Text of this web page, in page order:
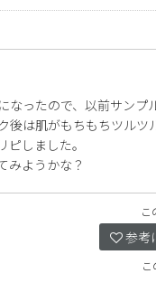
なったので、以前サンプ
後は肌がもちもちツル
しました。
みようかな？
こ
参考